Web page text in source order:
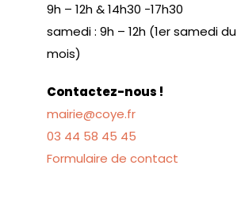
9h – 12h & 14h30 -17h30
samedi : 9h – 12h (1er samedi du
mois)
Contactez-nous !
mairie@coye.fr
03 44 58 45 45
Formulaire de contact